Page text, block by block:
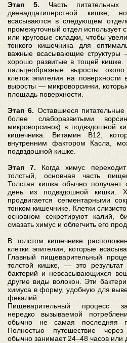
Этап 5. Часть питательных
двенадцатиперстной кишке,
всасываются в следующем
промежуточный отдел использует
или круговые складки, чтобы
тонкого кишечника для
важные всасывающие структуры
хорошо развитые в тощей
пальцеобразные выросты
клеток эпителия на поверхности
выросты — микроворсинки,
площадь поверхности.
Этап 6. Оставшиеся
более слаборазвитыми
микроворсинок) в подвздошной
кишечника. Витамин B12,
внутренним фактором Касла,
подвздошной кишке.
Этап 7. Когда химус
толстый, основная часть
Толстая кишка обычно получает
день из подвздошной кишки.
продвигается сегментарными
тонком кишечнике. Клетки
основном секретируют калий,
смазать химус и облегчить его
В толстом кишечнике
клетки эпителия, которые
Главный пищеварительный
толстой кишке, — это результат
бактерий и невсасывающихся
другие виды волокон. Эти
химуса в форму, удобную для
фекалий.
Пищеварительный процесс
нередко вызываемой
обычно не самая последняя
Полностью путешествие
обычно занимает 24–48 часов или